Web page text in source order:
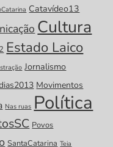
Catavídeo13
Cultura
Estado Laico
Jornalismo
Movimentos
Nas ruas Política
Povos
SantaCatarina Teia